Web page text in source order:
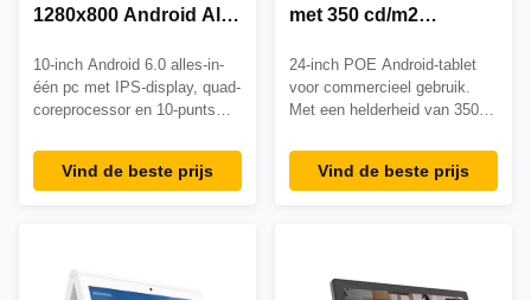
1280x800 Android All-
PC met Quad Core
Cortex A7
10-inch Android 6.0 alles-in-
één pc met IPS-display, quad-
coreprocessor en 10-punts
gecertificeerd. Ideaal voor
digitale signage, kiosken en
Vind de beste prijs
met 350 cd/m2
USB-ondersteuning
voor digitale signage
24-inch POE Android-tablet
voor commercieel gebruik.
Met een helderheid van 350
HDMI/USB-connectiviteit.
Ideaal voor digitale signage,
een betrouwbare 24/7 werking.
Vind de beste prijs